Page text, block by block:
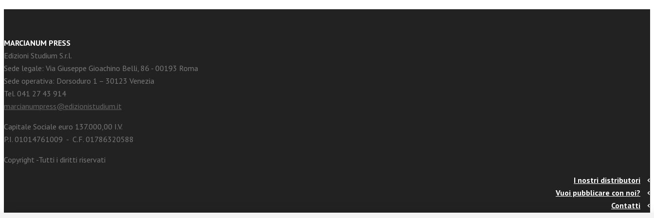
MARCIANUM PRESS
Edizioni Studium S.r.l.
Sede legale: Via Giuseppe Gioachino Belli, 86 - 00193 Roma
Sede operativa: Dorsoduro 1 – 30123 Venezia
Tel. 041 27 43 914
marcianumpress@edizionistudium.it
Capitale Sociale euro 137.000,00 I.V.
P.I. 01014761009 - C.F. 01786320588
Copyright -Tutti i diritti riservati
I nostri distributori
Vuoi pubblicare con noi?
Contatti